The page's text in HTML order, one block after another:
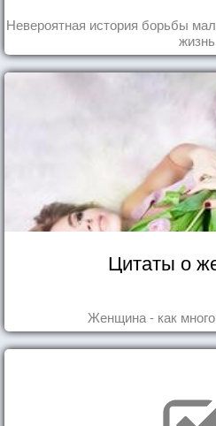
Невероятная история борьбы
Цитаты о
Женщина - как